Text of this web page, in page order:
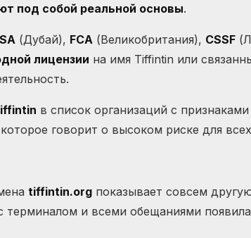
под собой реальной основы.
(Дубай), FCA (Великобритания), CSSF
лицензии на имя Tiffintin или
в список организаций с
говорит о высоком риске для
tiffintin.org показывает совсем
терминалом и всеми обещаниями